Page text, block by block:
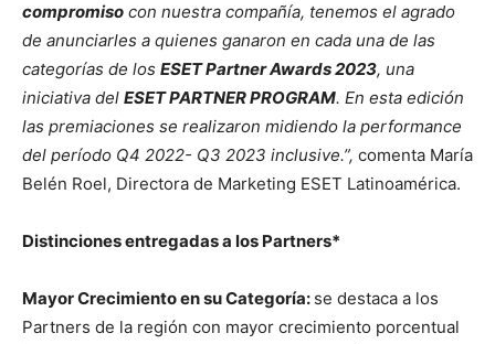
compromiso con nuestra compañía, tenemos el agrado
de anunciarles a quienes ganaron en cada una de las
categorías de los ESET Partner Awards 2023, una
iniciativa del ESET PARTNER PROGRAM. En esta edición
las premiaciones se realizaron midiendo la performance
del período Q4 2022- Q3 2023 inclusive.”, comenta María
Belén Roel, Directora de Marketing ESET Latinoamérica.
Distinciones entregadas a los Partners*
Mayor Crecimiento en su Categoría: se destaca a los
Partners de la región con mayor crecimiento porcentual